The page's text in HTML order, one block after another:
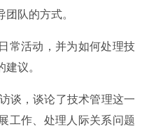
队的方式。
常活动，并为如何处理技
议。
工作、处理人际关系问题